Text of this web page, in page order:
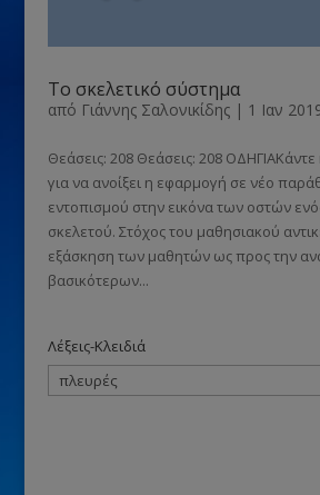
Το σκελετικό σύστημα
από Γιάννης Σαλονικίδης| 1 Ιαν
Θεάσεις: 208 Θεάσεις: 208 ΟΔΗΓΙΑΚάντε
για να ανοίξει η εφαρμογή σε νέο
εντοπισμού στην εικόνα των οστών
σκελετού. Στόχος του μαθησιακού
εξάσκηση των μαθητών ως προς την
βασικότερων...
Λέξεις-Κλειδιά